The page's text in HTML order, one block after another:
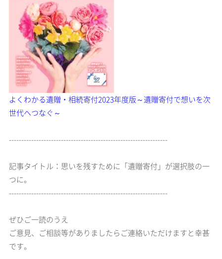
よくわかる遺贈・相続寄付2023年度版～遺贈寄付で想いを次
世代へつなぐ～
----------------------------------------------------------------
記事タイトル：思いを残すために「遺贈寄付」が選択肢の一
つに。
----------------------------------------------------------------
ぜひご一読のうえ
ご意見、ご相談等がありましたらご連絡いただけますと幸甚
です。